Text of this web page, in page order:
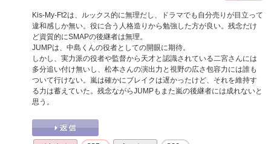
Kis-My-Ft2は、ルックス的に無理だし、ドラマでも自分売りが目立って
違和感しか無い。役に合う人格造りから勉強した方が良い。残念だけ
ど資質的にSMAPの後継者は無理。
JUMPは、中島くんの役者としての開眼に期待。
しかし、実力派の役者や監督から天才と認識されている二宮さんには
多分追い付け無いし、松本さんの演出力と視野の広さ包容力には誰も
ついて行けない。嵐は確かにブレイクは遅かったけど、それを維持す
る力は蓄えていた。残念ながらJUMPもまた嵐の後継者には成れないと
思う。